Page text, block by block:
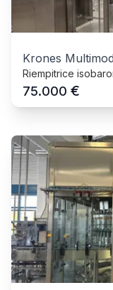
Krones
Riempitrice
75.000 €